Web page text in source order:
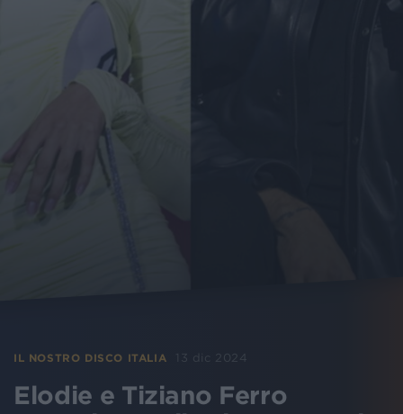
IL NOSTRO DISCO ITALIA 13 dic 2024
Elodie e Tiziano Ferro